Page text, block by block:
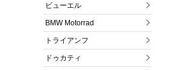
ビューエル
BMW Motorrad
トライアンフ
ドゥカティ